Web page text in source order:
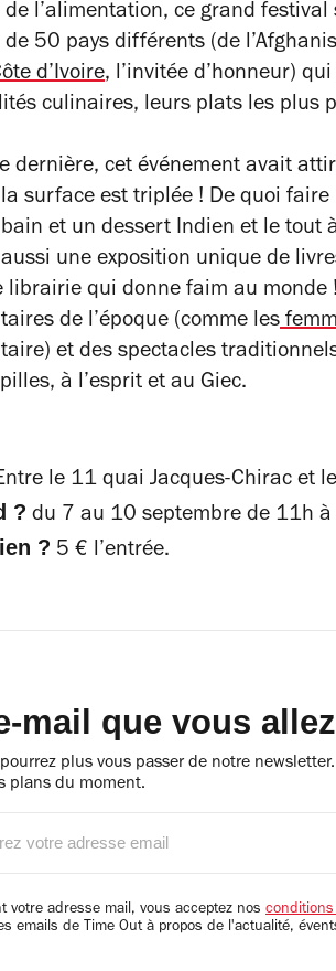
de l’alimentation, ce grand
50 pays différents (de
d’Ivoire, l’invitée d’honneur)
culinaires, leurs plats les plus
dernière, cet événement avait
surface est triplée ! De quoi
et un dessert Indien et le tout
une exposition unique de
librairie qui donne faim au monde
de l’époque (comme les
et des spectacles
à l’esprit et au Giec.
le 11 quai Jacques-Chirac et
? du 7 au 10 septembre de 11h
? 5 € l’entrée.
mail que vous
plus vous passer de notre
plans du moment.
votre adresse mail, vous acceptez nos
emails de Time Out à propos de l'actualité,